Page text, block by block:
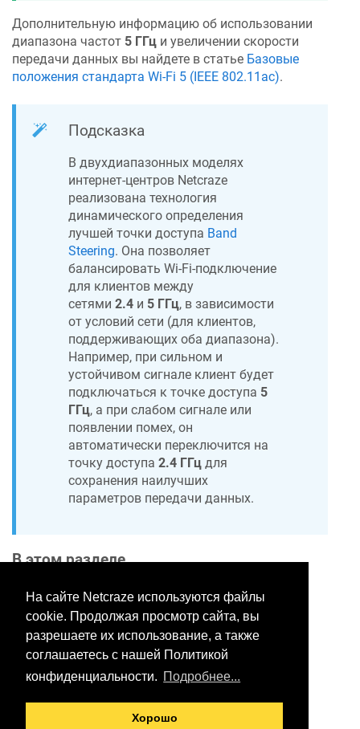
На сайте Netcraze используются файлы
cookie. Продолжая просмотр сайта, вы
разрешаете их использование, а также
соглашаетесь с нашей Политикой
конфиденциальности. Подробнее...
Хорошо
Дополнительную информацию об использовании
диапазона частот 5 ГГц и увеличении скорости
передачи данных вы найдете в статье Базовые
положения стандарта Wi-Fi 5 (IEEE 802.11ac).
Подсказка
В двухдиапазонных моделях
интернет-центров Netcraze
реализована технология
динамического определения
лучшей точки доступа Band
Steering. Она позволяет
балансировать Wi-Fi-подключение
для клиентов между
сетями 2.4 и 5 ГГц, в зависимости
от условий сети (для клиентов,
поддерживающих оба диапазона).
Например, при сильном и
устойчивом сигнале клиент будет
подключаться к точке доступа 5
ГГц, а при слабом сигнале или
появлении помех, он
автоматически переключится на
точку доступа 2.4 ГГц для
сохранения наилучших
параметров передачи данных.
В этом разделе
Хотите оставить отзыв?
Нажмите здесь, чтобы